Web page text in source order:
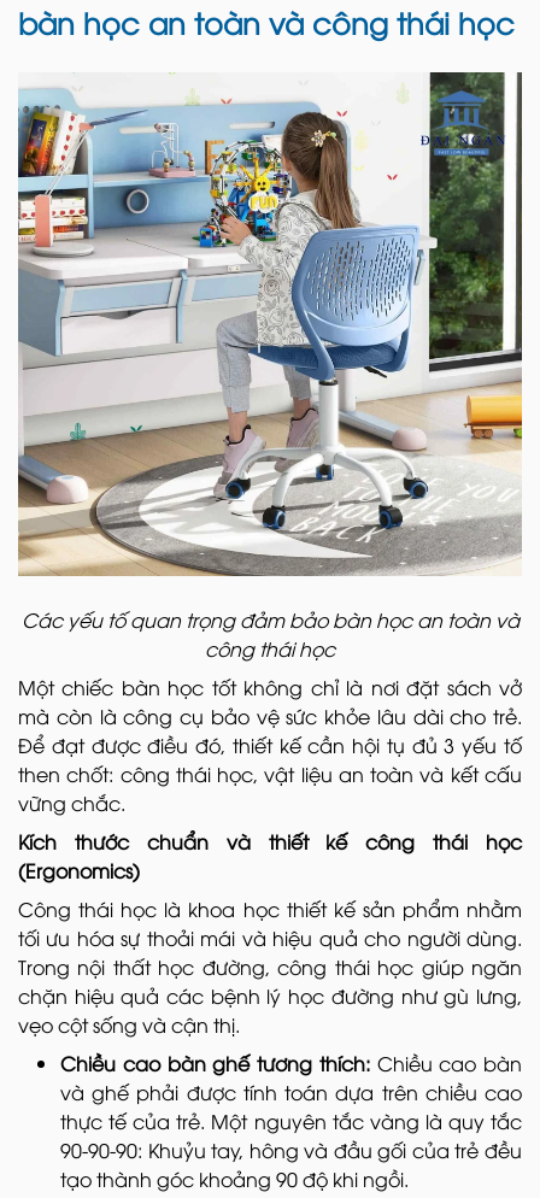
bàn học an toàn và công thái học
Các yếu tố quan trọng đảm bảo bàn học an toàn và
công thái học
Một chiếc bàn học tốt không chỉ là nơi đặt sách vở
mà còn là công cụ bảo vệ sức khỏe lâu dài cho trẻ.
Để đạt được điều đó, thiết kế cần hội tụ đủ 3 yếu tố
then chốt: công thái học, vật liệu an toàn và kết cấu
vững chắc.
Kích thước chuẩn và thiết kế công thái học
(Ergonomics)
Công thái học là khoa học thiết kế sản phẩm nhằm
tối ưu hóa sự thoải mái và hiệu quả cho người dùng.
Trong nội thất học đường, công thái học giúp ngăn
chặn hiệu quả các bệnh lý học đường như gù lưng,
vẹo cột sống và cận thị.
Chiều cao bàn ghế tương thích: Chiều cao bàn
và ghế phải được tính toán dựa trên chiều cao
thực tế của trẻ. Một nguyên tắc vàng là quy tắc
90-90-90: Khuỷu tay, hông và đầu gối của trẻ đều
tạo thành góc khoảng 90 độ khi ngồi.